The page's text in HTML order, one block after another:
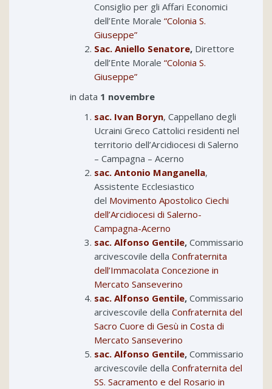
Consiglio per gli Affari Economici
dell’Ente Morale “Colonia S.
Giuseppe”
Sac. Aniello Senatore, Direttore
dell’Ente Morale “Colonia S.
Giuseppe”
in data 1 novembre
sac. Ivan Boryn, Cappellano degli
Ucraini Greco Cattolici residenti nel
territorio dell’Arcidiocesi di Salerno
– Campagna – Acerno
sac. Antonio Manganella,
Assistente Ecclesiastico
del Movimento Apostolico Ciechi
dell’Arcidiocesi di Salerno-
Campagna-Acerno
sac. Alfonso Gentile, Commissario
arcivescovile della Confraternita
dell’Immacolata Concezione in
Mercato Sanseverino
sac. Alfonso Gentile, Commissario
arcivescovile della Confraternita del
Sacro Cuore di Gesù in Costa di
Mercato Sanseverino
sac. Alfonso Gentile, Commissario
arcivescovile della Confraternita del
SS. Sacramento e del Rosario in